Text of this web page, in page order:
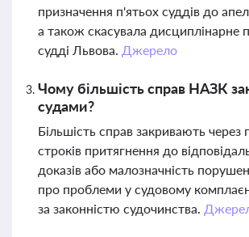
призначення п'ятьох суддів до
а також скасувала дисциплінарне
судді Львова. Джерело
Чому більшість справ НАЗК
судами?
Більшість справ закривають через
строків притягнення до
доказів або малозначність
про проблеми у судовому
за законністю судочинства.